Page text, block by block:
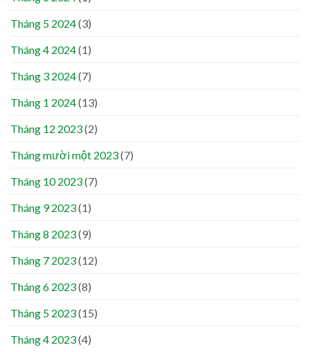
Tháng 5 2024(3)
Tháng 4 2024(1)
Tháng 3 2024(7)
Tháng 1 2024(13)
Tháng 12 2023(2)
Tháng mười một 2023(7)
Tháng 10 2023(7)
Tháng 9 2023(1)
Tháng 8 2023(9)
Tháng 7 2023(12)
Tháng 6 2023(8)
Tháng 5 2023(15)
Tháng 4 2023(4)